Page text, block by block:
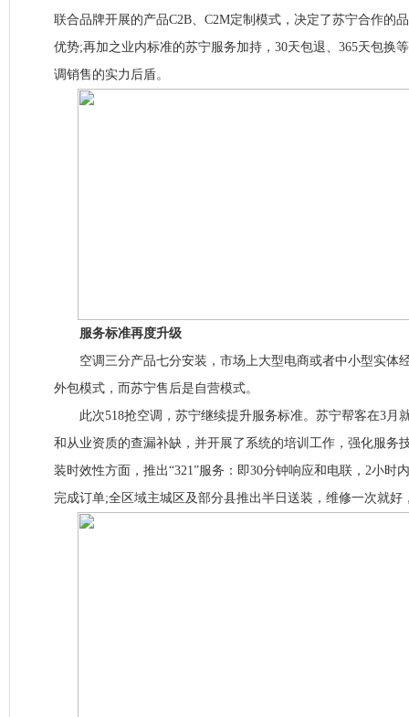
联合品牌开展的产品C2B、C2M定制模式，决定了苏宁合作的
优势;再加之业内标准的苏宁服务加持，30天包退、365天包换
调销售的实力后盾。
服务标准再度升级
空调三分产品七分安装，市场上大型电商或者中小型实体
外包模式，而苏宁售后是自营模式。
此次518抢空调，苏宁继续提升服务标准。苏宁帮客在3月
和从业资质的查漏补缺，并开展了系统的培训工作，强化服务
装时效性方面，推出“321”服务：即30分钟响应和电联，2小时
完成订单;全区域主城区及部分县推出半日送装，维修一次就好